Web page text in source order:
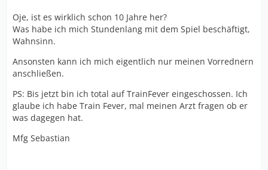
Oje, ist es wirklich schon 10 Jahre her?
Was habe ich mich Stundenlang mit dem Spiel beschäftigt,
Wahnsinn.
Ansonsten kann ich mich eigentlich nur meinen Vorrednern
anschließen.
PS: Bis jetzt bin ich total auf TrainFever eingeschossen. Ich
glaube ich habe Train Fever, mal meinen Arzt fragen ob er
was dagegen hat.
Mfg Sebastian